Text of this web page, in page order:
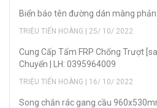
Biển báo tên đường dán màng
TRIỆU TIẾN HOÀNG | 25/ 10/ 2022
Cung Cấp Tấm FRP Chống Trượt
Chuyển | LH: 0395964009
TRIỆU TIẾN HOÀNG | 16/ 10/ 2022
Song chắn rác gang cầu